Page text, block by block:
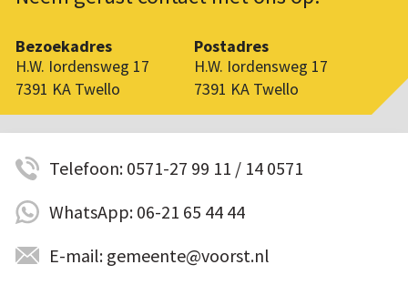
Bezoekadres
H.W. Iordensweg 17
7391 KA Twello
Postadres
H.W. Iordensweg 17
7391 KA Twello
Telefoon: 0571-27 99 11 / 14 0571
WhatsApp: 06-21 65 44 44
E-mail: gemeente@voorst.nl